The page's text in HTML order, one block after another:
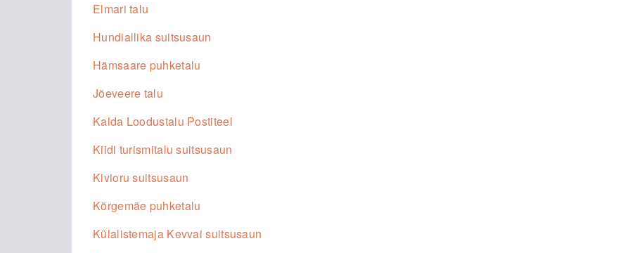
Elmari talu
Hundiallika suitsusaun
Hämsaare puhketalu
Jõeveere talu
Kalda Loodustalu Postiteel
Kiidi turismitalu suitsusaun
Kivioru suitsusaun
Kõrgemäe puhketalu
Külalistemaja Kevvai suitsusaun